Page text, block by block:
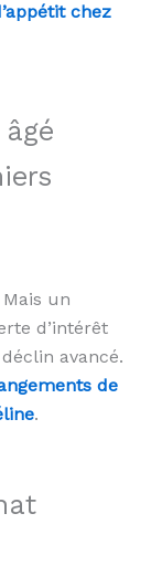
chez
un
d’intérêt
avancé.
de
.